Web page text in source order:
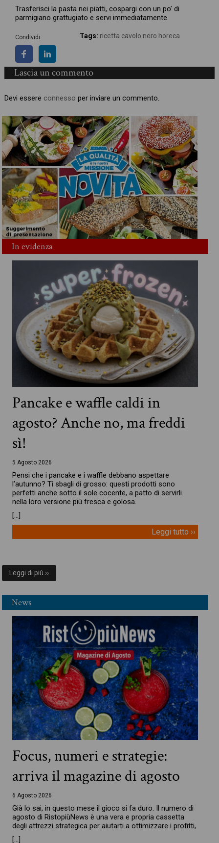
Trasferisci la pasta nei piatti, cospargi con un po’ di
parmigiano grattugiato e servi immediatamente.
Condividi: Tags: ricetta cavolo nero horeca
Lascia un commento
Devi essere connesso per inviare un commento.
In evidenza
Pancake e waffle caldi in
agosto? Anche no, ma freddi
sì!
5 Agosto 2026
Pensi che i pancake e i waffle debbano aspettare
l’autunno? Ti sbagli di grosso: questi prodotti sono
perfetti anche sotto il sole cocente, a patto di servirli
nella loro versione più fresca e golosa.
[…]
Leggi tutto ››
Leggi di più ››
News
Focus, numeri e strategie:
arriva il magazine di agosto
6 Agosto 2026
Già lo sai, in questo mese il gioco si fa duro. Il numero di
agosto di RistopiùNews è una vera e propria cassetta
degli attrezzi strategica per aiutarti a ottimizzare i profitti,
[…]